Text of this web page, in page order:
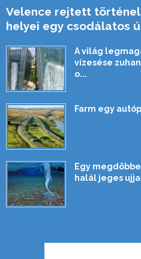
Velence rejtett
helyei egy csodálatos
A világ
vízesése
o...
Farm egy
Egy
halál jeges